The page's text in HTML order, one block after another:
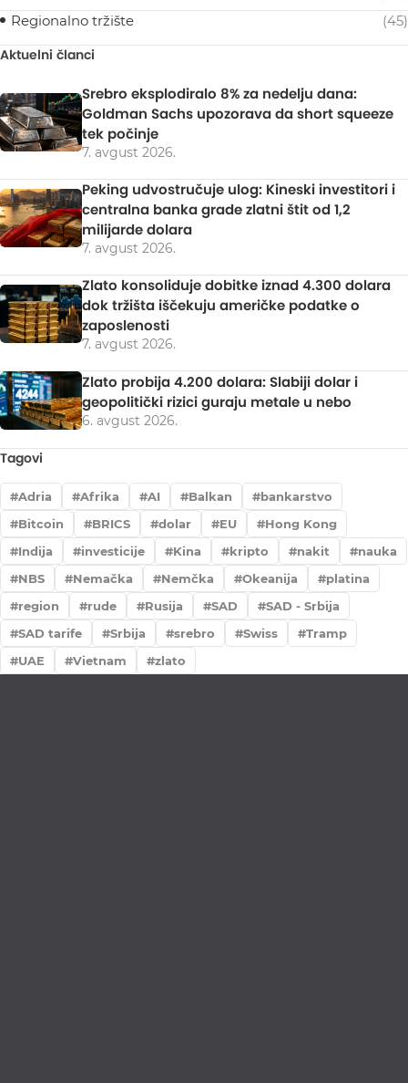
Regionalno tržište
(45)
Aktuelni članci
Srebro eksplodiralo 8% za nedelju dana:
Goldman Sachs upozorava da short squeeze
tek počinje
7. avgust 2026.
Peking udvostručuje ulog: Kineski investitori i
centralna banka grade zlatni štit od 1,2
milijarde dolara
7. avgust 2026.
Zlato konsoliduje dobitke iznad 4.300 dolara
dok tržišta iščekuju američke podatke o
zaposlenosti
7. avgust 2026.
Zlato probija 4.200 dolara: Slabiji dolar i
geopolitički rizici guraju metale u nebo
6. avgust 2026.
Tagovi
Adria Afrika AI Balkan
bankarstvo
Bitcoin
BRICS dolar EU
Hong Kong
Indija
investicije Kina kripto nakit
nauka
NBS
Nemačka Nemčka Okeanija
platina
region
rude Rusija SAD
SAD - Srbija
SAD tarife
Srbija srebro Swiss
Tramp
UAE
Vietnam zlato